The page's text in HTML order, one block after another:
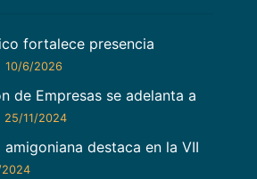
fortalece presencia
10/6/2026
de Empresas se adelanta a
25/11/2024
destaca en la VII
2024